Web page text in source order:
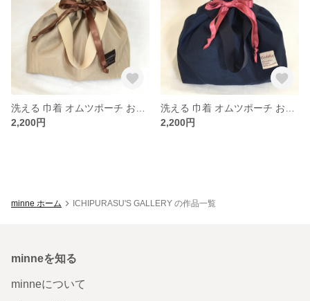
2,200円
2,200円
minne ホーム ICHIPURASU'S GALLERY の作品一覧
minneを知る
minneについて